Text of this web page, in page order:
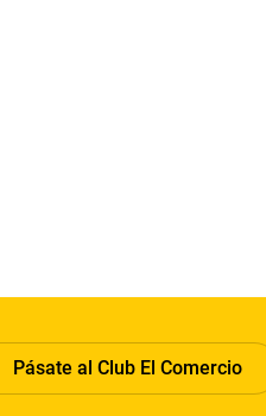
Pásate al Club El Comercio